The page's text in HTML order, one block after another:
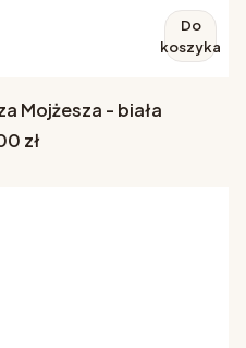
Do
koszyka
Mojżesza - biała
zł